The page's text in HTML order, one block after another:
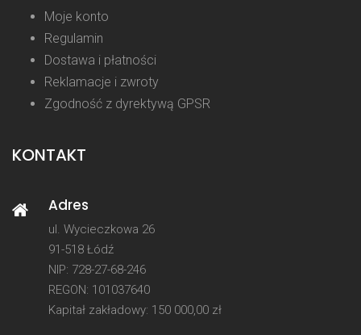
Moje konto
Regulamin
Dostawa i płatności
Reklamacje i zwroty
Zgodność z dyrektywą GPSR
KONTAKT
Adres
ul. Wycieczkowa 26
91-518 Łódź
NIP: 728-27-68-246
REGON: 101037640
Kapitał zakładowy: 150 000,00 zł